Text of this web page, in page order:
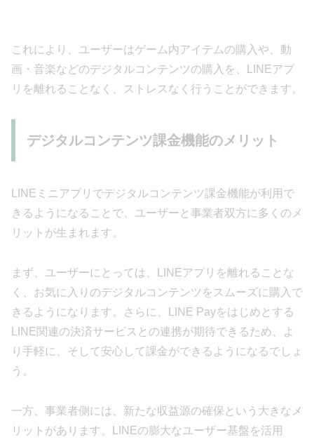
これにより、ユーザーはゲーム内アイテムの購入や、動
画・音楽などのデジタルコンテンツの購入を、LINEアプ
リを離れることなく、ストレスなく行うことができます。
デジタルコンテンツ課金機能のメリット
LINEミニアプリでデジタルコンテンツ課金機能が利用で
きるようになることで、ユーザーと事業者双方に多くのメ
リットが生まれます。
まず、ユーザーにとっては、LINEアプリを離れることな
く、お気に入りのデジタルコンテンツをスムーズに購入で
きるようになります。さらに、LINE Payをはじめとする
LINE関連の決済サービスとの連携が期待できるため、よ
り手軽に、そして安心して課金ができるようになるでしょ
う。
一方、事業者側には、新たな収益源の確保という大きなメ
リットがあります。LINEの膨大なユーザー基盤を活用